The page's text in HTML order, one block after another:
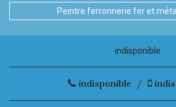
Peintre ferronnerie fer et
indisponible
indisponible /